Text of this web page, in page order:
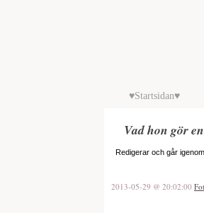
♥Startsidan♥
Vad hon gör
Redigerar och går
2013-05-29 @ 20:02:00